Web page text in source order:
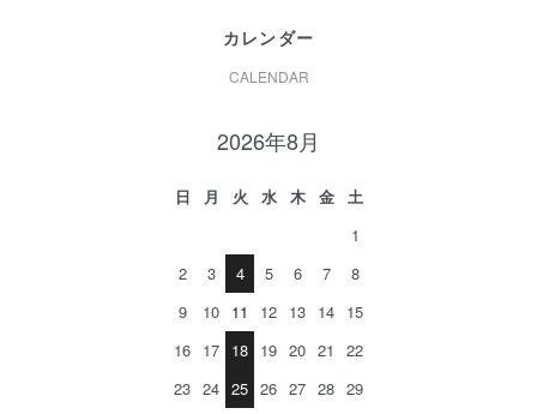
カレンダー
CALENDAR
2026年8月
日 月 火 水 木 金
土
1
2
3 4 5 6 7
8
9
10 11 12 13 14 15
16 17 18 19 20 21
22
23 24 25 26 27 28 29